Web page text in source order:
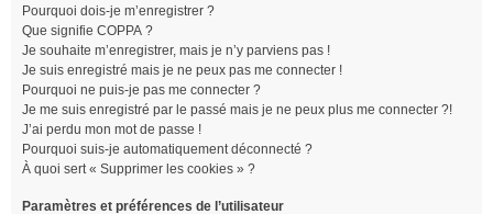
Pourquoi dois-je m’enregistrer ?
Que signifie COPPA ?
Je souhaite m’enregistrer, mais je n’y parviens pas !
Je suis enregistré mais je ne peux pas me connecter !
Pourquoi ne puis-je pas me connecter ?
Je me suis enregistré par le passé mais je ne peux plus me connecter ?!
J’ai perdu mon mot de passe !
Pourquoi suis-je automatiquement déconnecté ?
À quoi sert « Supprimer les cookies » ?
Paramètres et préférences de l’utilisateur